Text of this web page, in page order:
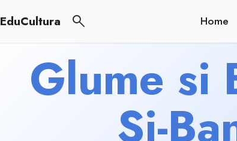
EduCultura Home
Glume si
Si-